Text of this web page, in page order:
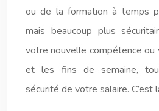
ou de la formation à temps
mais beaucoup plus
votre nouvelle compétence
et les fins de semaine,
sécurité de votre salaire. C’est